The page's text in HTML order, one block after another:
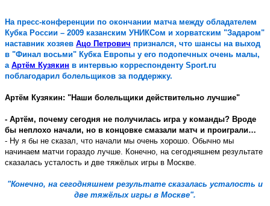
На пресс-конференции по окончании матча между обладателем
Кубка России – 2009 казанским УНИКСом и хорватским "Задаром"
наставник хозяев Ацо Петрович признался, что шансы на выход
в "Финал восьми" Кубка Европы у его подопечных очень малы,
а Артём Кузякин в интервью корреспонденту Sport.ru
поблагодарил болельщиков за поддержку.
Артём Кузякин: "Наши болельщики действительно лучшие"
- Артём, почему сегодня не получилась игра у команды? Вроде
бы неплохо начали, но в концовке смазали матч и проиграли…
- Ну я бы не сказал, что начали мы очень хорошо. Обычно мы
начинаем матчи гораздо лучше. Конечно, на сегодняшнем результате
сказалась усталость и две тяжёлых игры в Москве.
"Конечно, на сегодняшнем результате сказалась усталость и
две тяжёлых игры в Москве".